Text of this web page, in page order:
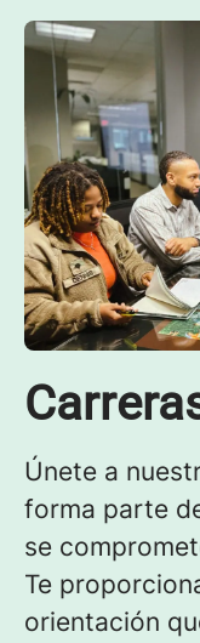
Únete a
forma parte
se
Te
orientación